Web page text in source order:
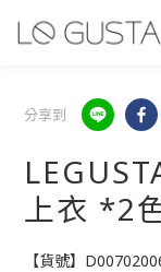
分享到
上衣 *2
【貨號】